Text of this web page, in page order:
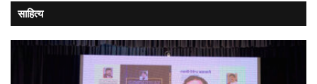
साहित्य